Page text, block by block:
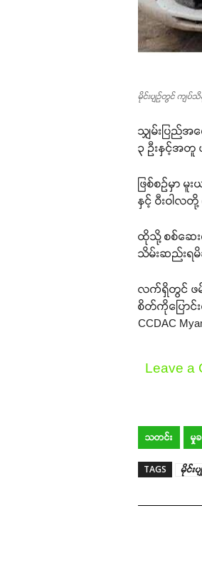
မိုင်းပျဉ်တွင် ကျပ်သိ
သျှမ်းပြည်အ
၃ ဦးနှင့်အတူ
ဖြစ်စဉ်မှာ
နှင့် ဝီးဝါလ
ထိုသို့ စစ်ဆေး
သိမ်းဆည်းရမိ
လက်ရှိတွင် ဖမ်း
စိတ်ကိုပြောင်
CCDAC
Leave a
သတင်း မှုခ
TAGS မိုင်းပ